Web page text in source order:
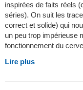
inspirées de faits réels
séries). On suit les
correct et solide) qui
un peu trop impérieuse
fonctionnement du
Lire plus